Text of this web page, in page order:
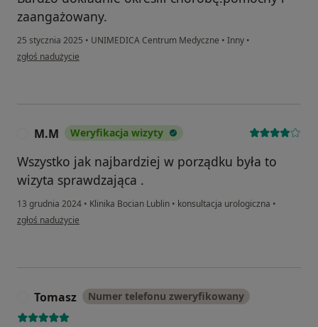
zaangażowany.
25 stycznia 2025 • UNIMEDICA Centrum Medyczne • Inny •
w opinii użytkownika Monika
zgłoś nadużycie
M.M Weryfikacja wizyty
Wszystko jak najbardziej w porządku była to
wizyta sprawdzająca .
13 grudnia 2024 • Klinika Bocian Lublin • konsultacja urologiczna •
w opinii użytkownika M.M
zgłoś nadużycie
Tomasz Numer telefonu zweryfikowany